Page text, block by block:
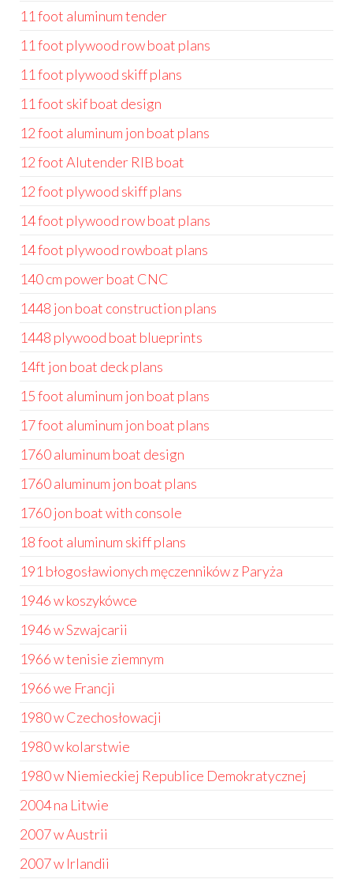
11 foot aluminum tender
11 foot plywood row boat plans
11 foot plywood skiff plans
11 foot skif boat design
12 foot aluminum jon boat plans
12 foot Alutender RIB boat
12 foot plywood skiff plans
14 foot plywood row boat plans
14 foot plywood rowboat plans
140 cm power boat CNC
1448 jon boat construction plans
1448 plywood boat blueprints
14ft jon boat deck plans
15 foot aluminum jon boat plans
17 foot aluminum jon boat plans
1760 aluminum boat design
1760 aluminum jon boat plans
1760 jon boat with console
18 foot aluminum skiff plans
191 błogosławionych męczenników z Paryża
1946 w koszykówce
1946 w Szwajcarii
1966 w tenisie ziemnym
1966 we Francji
1980 w Czechosłowacji
1980 w kolarstwie
1980 w Niemieckiej Republice Demokratycznej
2004 na Litwie
2007 w Austrii
2007 w Irlandii